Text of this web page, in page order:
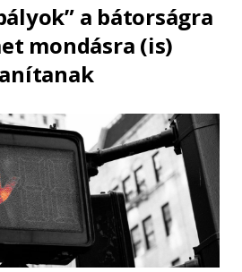
a bátorságra
mondásra (is)